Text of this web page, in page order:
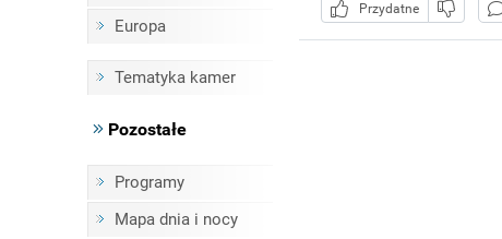
Europa
Tematyka kamer
Pozostałe
Programy
Mapa dnia i nocy
Przydatne